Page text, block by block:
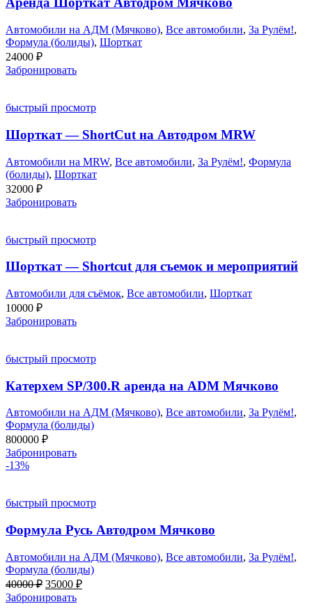
Автомобили на АДМ (Мячково), Все автомобили, За Рулём!,
Формула (болиды), Шорткат
24000 ₽
Забронировать
быстрый просмотр
Шорткат — ShortCut на Автодром MRW
Автомобили на MRW, Все автомобили, За Рулём!, Формула
(болиды), Шорткат
32000 ₽
Забронировать
быстрый просмотр
Шорткат — Shortcut для съемок и мероприятий
Автомобили для съёмок, Все автомобили, Шорткат
10000 ₽
Забронировать
быстрый просмотр
Катерхем SP/300.R аренда на ADM Мячково
Автомобили на АДМ (Мячково), Все автомобили, За Рулём!,
Формула (болиды)
800000 ₽
Забронировать
-13%
быстрый просмотр
Формула Русь Автодром Мячково
Автомобили на АДМ (Мячково), Все автомобили, За Рулём!,
Формула (болиды)
40000₽ Первоначальная
цена
составляла
35000 ₽Текущая
Забронировать